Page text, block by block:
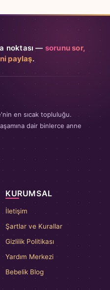
noktası — sorunu sor,
paylaş.
en sıcak topluluğu.
dair binlerce anne
KURUMSAL
İletişim
Şartlar ve Kurallar
Gizlilik Politikası
Yardım Merkezi
Bebelik Blog